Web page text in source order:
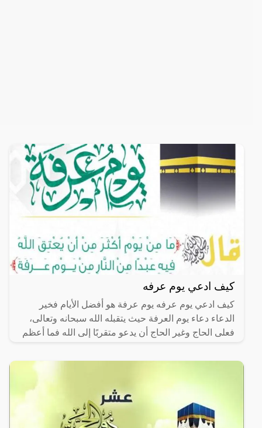
كيف ادعي يوم عرفه
كيف ادعي يوم عرفه يوم عرفة هو أفضل الأيام فخير
الدعاء دعاء يوم العرفة حيث يتقبله الله سبحانه وتعالى،
فعلى الحاج وغير الحاج أن يدعو متقربًا إلى الله فما أعظم